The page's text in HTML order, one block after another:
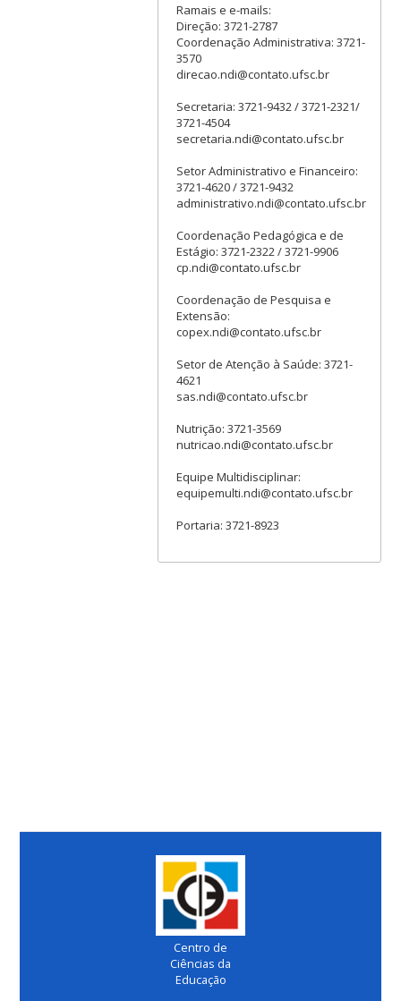
Ramais e e-mails:
Direção: 3721-2787
Coordenação Administrativa: 3721-
3570
direcao.ndi@contato.ufsc.br
Secretaria: 3721-9432 / 3721-2321/
3721-4504
secretaria.ndi@contato.ufsc.br
Setor Administrativo e Financeiro:
3721-4620 / 3721-9432
administrativo.ndi@contato.ufsc.br
Coordenação Pedagógica e de
Estágio: 3721-2322 / 3721-9906
cp.ndi@contato.ufsc.br
Coordenação de Pesquisa e
Extensão:
copex.ndi@contato.ufsc.br
Setor de Atenção à Saúde: 3721-
4621
sas.ndi@contato.ufsc.br
Nutrição: 3721-3569
nutricao.ndi@contato.ufsc.br
Equipe Multidisciplinar:
equipemulti.ndi@contato.ufsc.br
Portaria: 3721-8923
Centro de
Ciências da
Educação